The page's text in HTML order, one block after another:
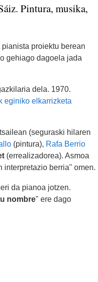
Pintura, musika,
pianista proiektu berean
gehiago dagoela jada
dela. 1970.
eginiko elkarrizketa
(seguraski hilaren
(pintura), Rafa Berrio
(errealizadorea). Asmoa
interpretazio berria" omen.
da pianoa jotzen.
nombre" ere dago